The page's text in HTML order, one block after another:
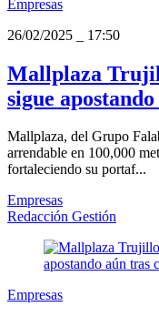
Empresas
26/02/2025
17:50
Mallplaza
sigue
Mallplaza, del Grupo
arrendable en 100,000
fortaleciendo su portaf...
Empresas
Redacción Gestión
Empresas